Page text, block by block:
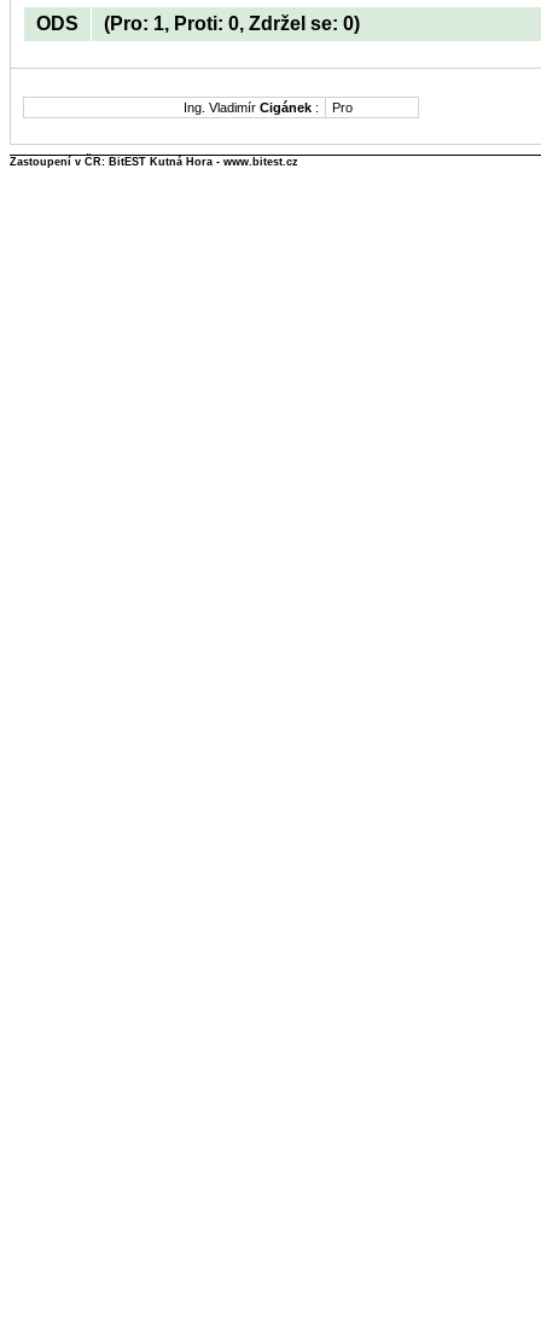
ODS (Pro: 1, Proti: 0, Zdržel se: 0)
Ing. Vladimír Cigánek : Pro
Zastoupení v ČR: BitEST Kutná Hora - www.bitest.cz